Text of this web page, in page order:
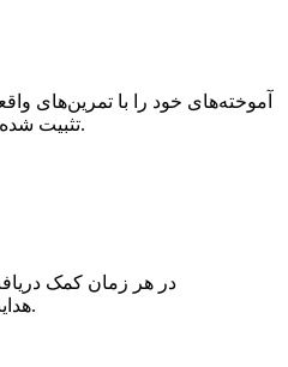
آموخته‌های خود را با تمرین‌های
تثبیت شده و دانش عملی‌تان عمیق‌تر شود.
در هر زمان کمک
هدایت‌شده‌ای برای همه فراهم شود.